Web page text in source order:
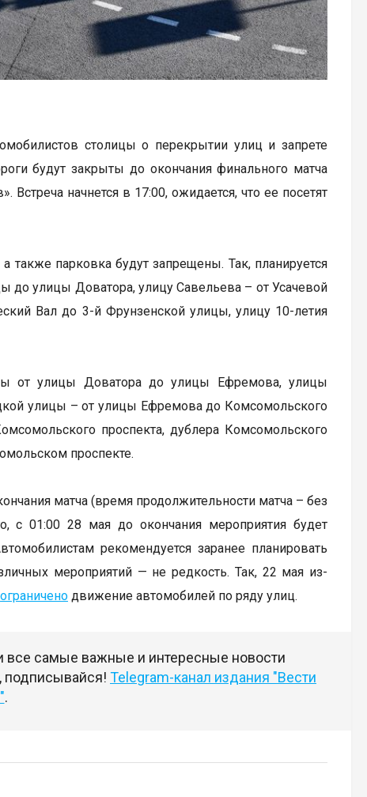
столицы о перекрытии улиц и запрете
будут закрыты до окончания финального матча
начнется в 17:00, ожидается, что ее посетят
парковка будут запрещены. Так, планируется
до улицы Доватора, улицу Савельева – от Усачевой
Вал до 3-й Фрунзенской улицы, улицу 10-летия
от улицы Доватора до улицы Ефремова, улицы
улицы – от улицы Ефремова до Комсомольского
проспекта, дублера Комсомольского
проспекте.
матча (время продолжительности матча – без
с 01:00 28 мая до окончания мероприятия будет
рекомендуется заранее планировать
мероприятий — не редкость. Так, 22 мая из-
ограничено движение автомобилей по ряду улиц.
все самые важные и интересные новости
подписывайся! Telegram-канал издания "Вести
.